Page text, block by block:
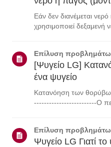
Εάν δεν διανέμεται
χρησιμοποιεί δεξαμενή
η θερμοκρασία του
Επίλυση
[Ψυγείο LG]
ένα ψυγείο
Κατανόηση των
-------------------------Ο
παρακάτω κουμπιά για
Επίλυση
Ψυγείο LG Γιατί το